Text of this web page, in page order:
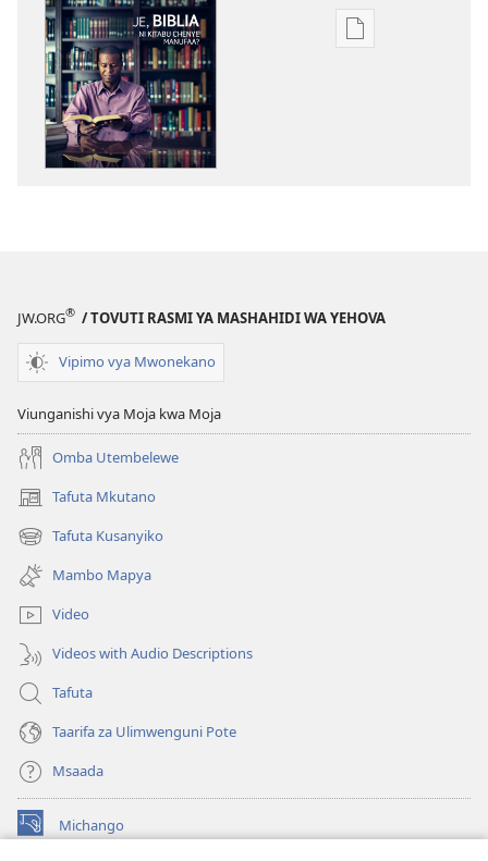
Mbinu
Chenye
JW.ORG® / TOVUTI RASMI YA MASHAHIDI WA YEHOVA
Vipimo vya Mwonekano
Viunganishi vya Moja kwa Moja
Omba Utembelewe
Tafuta Mkutano
(opens
new
window)
Tafuta Kusanyiko
(opens
new
window)
Mambo Mapya
Video
Videos with Audio Descriptions
Tafuta
Taarifa za Ulimwenguni Pote
Msaada
Michango
(opens